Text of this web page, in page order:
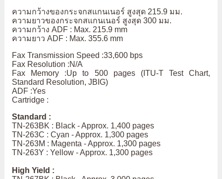
ความกว้างของกระจกสแกนเนอร์ สูงสุด 215.9 มม.
ความยาวของกระจกสแกนเนอร์ สูงสุด 300 มม.
ความกว้าง ADF : Max. 215.9 mm
ความยาว ADF : Max. 355.6 mm
Fax Transmission Speed :33,600 bps
Fax Resolution :N/A
Fax Memory :Up to 500 pages (ITU-T Test Chart,
Standard Resolution, JBIG)
ADF :Yes
Cartridge :
Standard :
TN-263BK : Black - Approx. 1,400 pages
TN-263C : Cyan - Approx. 1,300 pages
TN-263M : Magenta - Approx. 1,300 pages
TN-263Y : Yellow - Approx. 1,300 pages
High Yield :